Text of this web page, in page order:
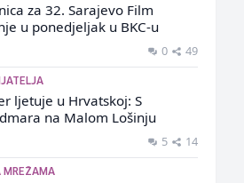
za 32. Sarajevo Film
u ponedjeljak u BKC-u
0 49
ljetuje u Hrvatskoj: S
na Malom Lošinju
5 14
MREŽAMA